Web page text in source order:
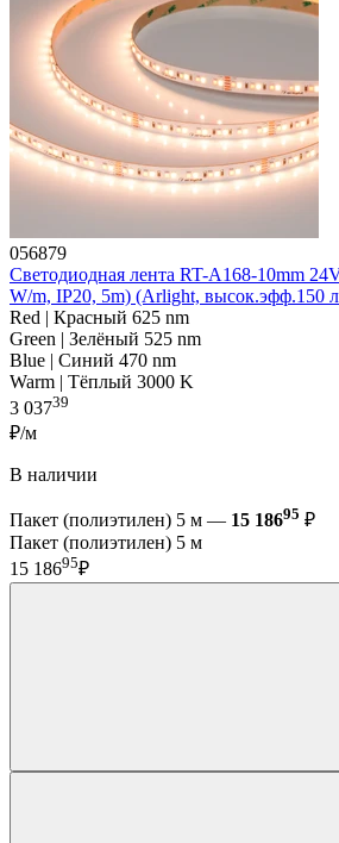
056879
Светодиодная лента RT-A168-10mm
W/m, IP20, 5m) (Arlight, высок.эфф.150
Red | Красный 625 nm
Green | Зелёный 525 nm
Blue | Синий 470 nm
Warm | Тёплый 3000 K
3 03739
₽/м
В наличии
Пакет (полиэтилен) 5 м — 15 18695 ₽
Пакет (полиэтилен) 5 м
15 18695₽